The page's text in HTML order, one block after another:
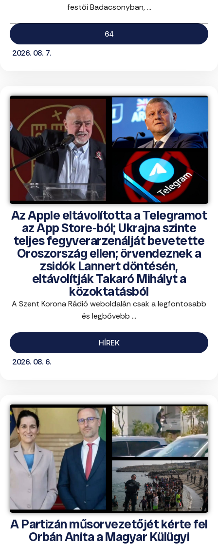
festői Badacsonyban, ...
64
2026. 08. 7.
Az Apple eltávolította a Telegramot
az App Store-ból; Ukrajna szinte
teljes fegyverarzenálját bevetette
Oroszország ellen; örvendeznek a
zsidók Lannert döntésén,
eltávolítják Takaró Mihályt a
közoktatásból
A Szent Korona Rádió weboldalán csak a legfontosabb
és legbővebb ...
HÍREK
2026. 08. 6.
A Partizán műsorvezetőjét kérte fel
Orbán Anita a Magyar Külügyi